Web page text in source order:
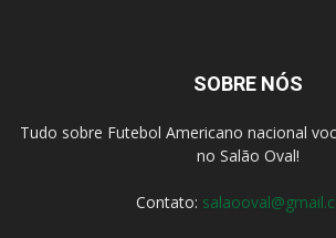
SOBRE NÓS
Tudo sobre Futebol Americano nacional
no Salão Oval!
Contato: